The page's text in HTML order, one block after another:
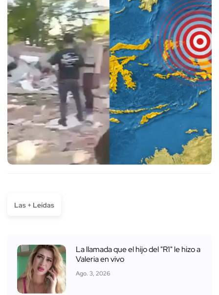
Las + Leídas
La llamada que el hijo del "R1" le hizo a
Valeria en vivo
Ago. 3, 2026